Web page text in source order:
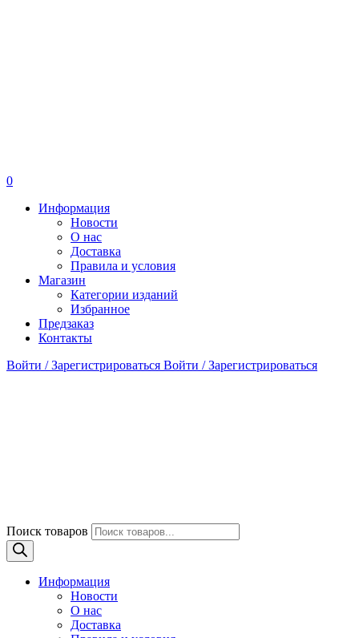
0
Информация
Новости
О нас
Доставка
Правила и условия
Магазин
Категории изданий
Избранное
Предзаказ
Контакты
Войти / Зарегистрироваться Войти / Зарегистрироваться
Поиск товаров
Информация
Новости
О нас
Доставка